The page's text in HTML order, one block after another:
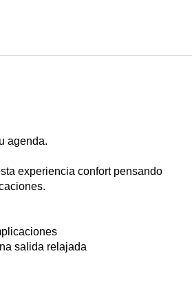
agenda.
experiencia confort pensando
salida relajada